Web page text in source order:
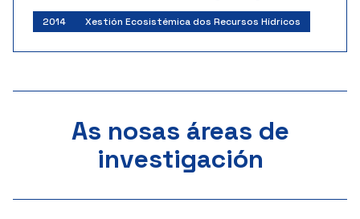
Investigador principal:Javier Jose Cancela Barrio
Centro para o Desenvolvemento Tecnolóxico
Industrial
2014 Xestión Ecosistémica dos Recursos Hídricos
As nosas áreas de
investigación